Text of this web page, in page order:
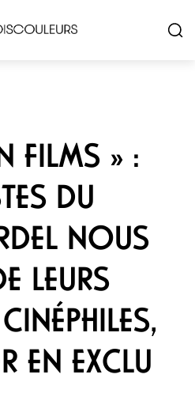
FILMS » :
DU
NOUS
LEURS
EN EXCLU